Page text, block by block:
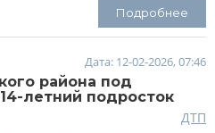
Подробнее
Дата: 12-02-2026, 07:46
района под
летний подросток
ДТП